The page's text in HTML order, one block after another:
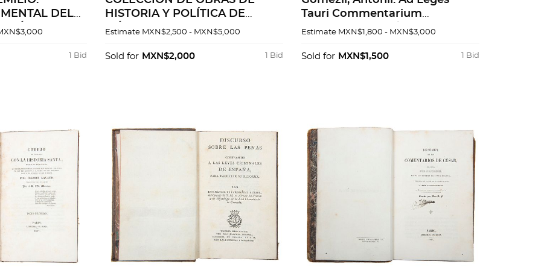
DEL
MÉXICO:
EDICIÓN PZS1 Bid
HISTORIA Y POLÍTICA DE
MÉXICO. Editadas por INEHRM
Estimate MXN$2,500 - MXN$5,000
1 Bid
Sold for MXN$2,000
Tauri Commentarium
Absolutissimum / Variarvm
Estimate MXN$1,800 - MXN$3,000
1 Bid
Sold for MXN$1,500